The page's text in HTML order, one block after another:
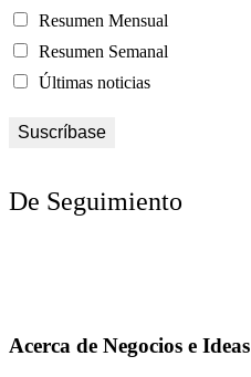
Resumen Mensual
Resumen Semanal
Últimas noticias
De Seguimiento
Acerca de Negocios e Ideas